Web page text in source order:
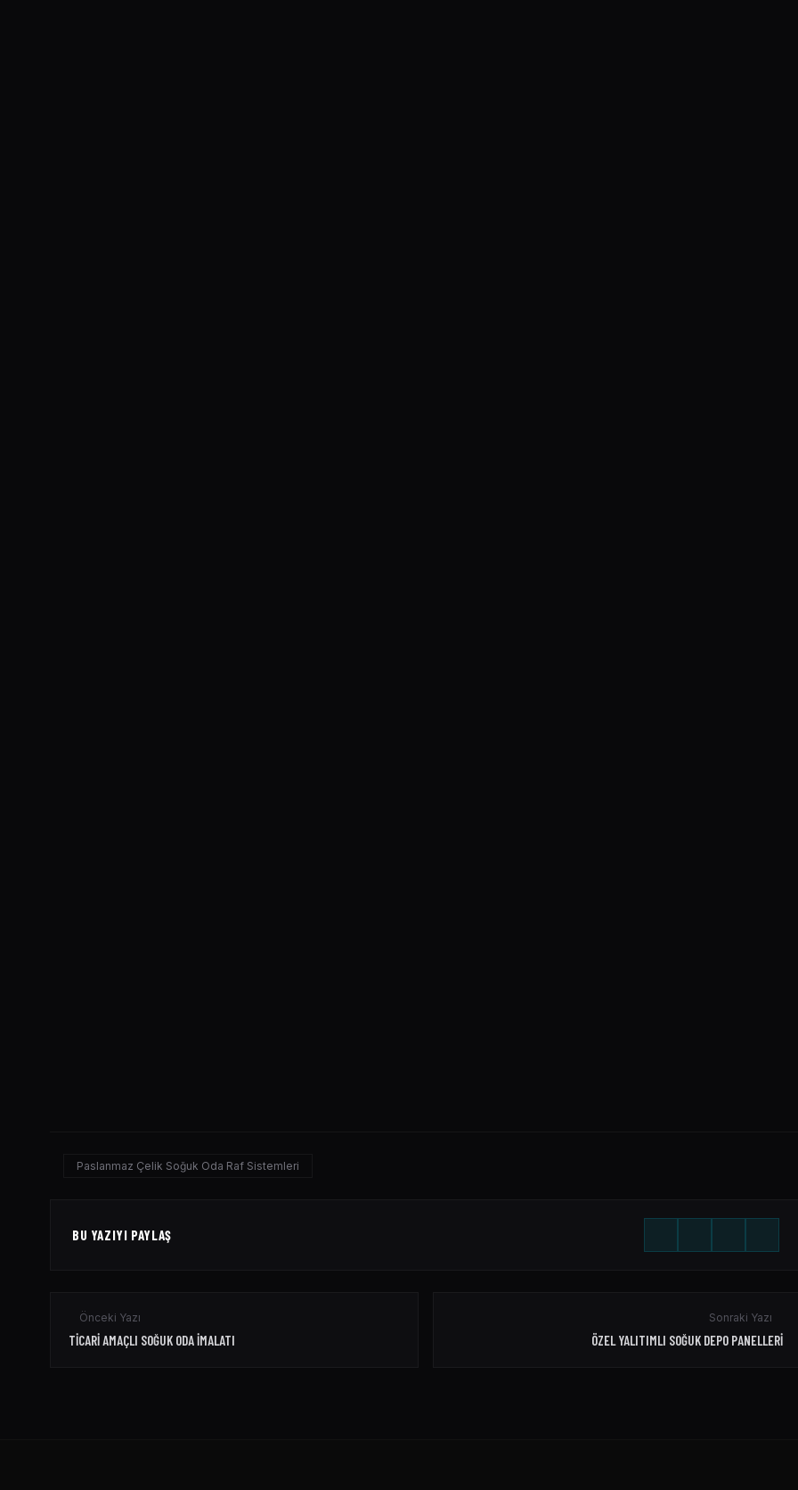
Paslanmaz Çelik Soğuk Oda Raf Sistemleri
BU YAZIYI PAYLAŞ
Önceki Yazı
TICARI AMAÇLI SOĞUK ODA İMALATI
Sonraki Yazı
ÖZEL YALITIMLI SOĞUK DEPO PANELLERI